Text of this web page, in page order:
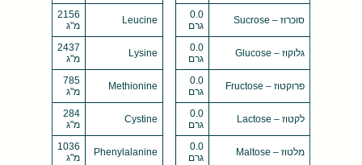
סוכרוז – Sucrose
0.0
גרם
Leucine
2156
מ"ג
גלוקוז – Glucose
0.0
גרם
Lysine
2437
מ"ג
פרוקטוז – Fructose
0.0
גרם
Methionine
785
מ"ג
לקטוז – Lactose
0.0
גרם
Cystine
284
מ"ג
מלטוז – Maltose
0.0
גרם
Phenylalanine
1036
מ"ג